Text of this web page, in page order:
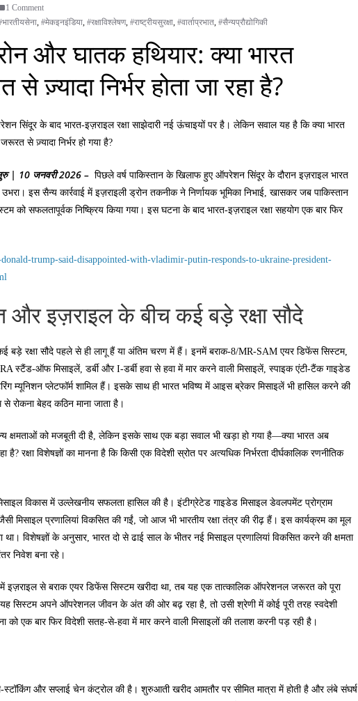
1 Comment
, #मेकइनइंडिया, #रक्षाविश्लेषण, #राष्ट्रीयसुरक्षा, #वार्ताप्रभात, #सैन्यप्रौद्योगिकी
और घातक हथियार: क्या भारत
ज़्यादा निर्भर होता जा रहा है?
सिंदूर के बाद भारत-इज़राइल रक्षा साझेदारी नई ऊंचाइयों पर है। लेकिन सवाल यह है कि क्या भारत
से ज़्यादा निर्भर हो गया है?
| 10 जनवरी2026 – पिछले वर्ष पाकिस्तान के खिलाफ हुए ऑपरेशन सिंदूर के दौरान इज़राइल भारत
इस सैन्य कार्रवाई में इज़राइली ड्रोन तकनीक ने निर्णायक भूमिका निभाई, खासकर जब पाकिस्तान
को सफलतापूर्वक निष्क्रिय किया गया। इस घटना के बाद भारत-इज़राइल रक्षा सहयोग एक बार फिर
trump-said-disappointed-with-vladimir-putin-responds-to-ukraine-president-
और इज़राइल के बीच कई बड़े रक्षा सौदे
बड़े रक्षा सौदे पहले से ही लागू हैं या अंतिम चरण में हैं। इनमें बराक-8/MR-SAM एयर डिफेंस सिस्टम,
स्टैंड-ऑफ मिसाइलें, डर्बी और I-डर्बी हवा से हवा में मार करने वाली मिसाइलें, स्पाइक एंटी-टैंक गाइडेड
म्यूनिशन प्लेटफॉर्म शामिल हैं। इसके साथ ही भारत भविष्य में आइस ब्रेकर मिसाइलें भी हासिल करने की
रोकना बेहद कठिन माना जाता है।
क्षमताओं को मजबूती दी है, लेकिन इसके साथ एक बड़ा सवाल भी खड़ा हो गया है—क्या भारत अब
है? रक्षा विशेषज्ञों का मानना है कि किसी एक विदेशी स्रोत पर अत्यधिक निर्भरता दीर्घकालिक रणनीतिक
विकास में उल्लेखनीय सफलता हासिल की है। इंटीग्रेटेड गाइडेड मिसाइल डेवलपमेंट प्रोग्राम
प्रणालियां विकसित की गईं, जो आज भी भारतीय रक्षा तंत्र की रीढ़ हैं। इस कार्यक्रम का मूल
था। विशेषज्ञों के अनुसार, भारत दो से ढाई साल के भीतर नई मिसाइल प्रणालियां विकसित करने की क्षमता
निवेश बना रहे।
से बराक एयर डिफेंस सिस्टम खरीदा था, तब यह एक तात्कालिक ऑपरेशनल जरूरत को पूरा
सिस्टम अपने ऑपरेशनल जीवन के अंत की ओर बढ़ रहा है, तो उसी श्रेणी में कोई पूरी तरह स्वदेशी
एक बार फिर विदेशी सतह-से-हवा में मार करने वाली मिसाइलों की तलाश करनी पड़ रही है।
स्टॉकिंग और सप्लाई चेन कंट्रोल की है। शुरुआती खरीद आमतौर पर सीमित मात्रा में होती है और लंबे संघर्ष